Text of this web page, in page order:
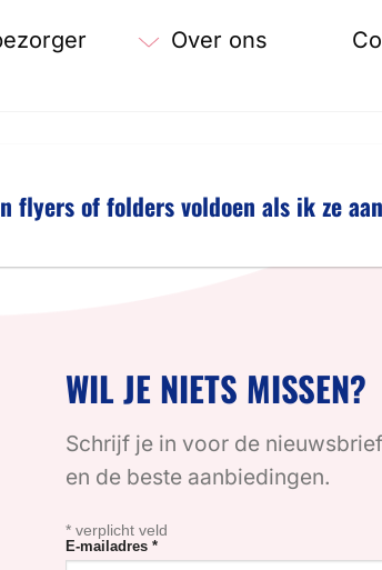
Over ons
of folders voldoen als ik ze
WIL JE NIETS MISSEN?
Schrijf je in voor de
en de beste aanbiedingen.
* verplicht veld
E-mailadres *